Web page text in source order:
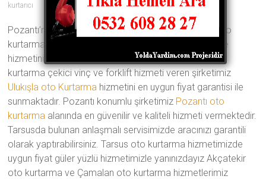
kurtarıcı
0 yorum
Pozantı’nın en iyi oto çekici şirketi olan Türkmenler oto
kurtarma ve vinç yedi gün 24 saat her an yanınızda ve
hizmetinizde Geçmişten aldığı 20 yıllık tecrübe ile oto
kurtarma çekici vinç ve forklift hizmeti veren şirketimiz
Ulukışla oto Kurtarma hizmetini en uygun fiyat garantisi ile
sunmaktadır. Pozantı konumlu şirketimiz Pozantı oto
kurtarma alanında en güvenilir ve kaliteli hizmeti vermektedir.
Tarsusda bulunan anlaşmalı servisimizde aracınızı garantili
olarak yaptırabilirsiniz. Tarsus oto kurtarma hizmetimizde
uygun fiyat güler yüzlü hizmetimizle yanınızdayız Akçatekir
oto kurtarma ve Çamalan oto kurtarma hizmetlerimiz